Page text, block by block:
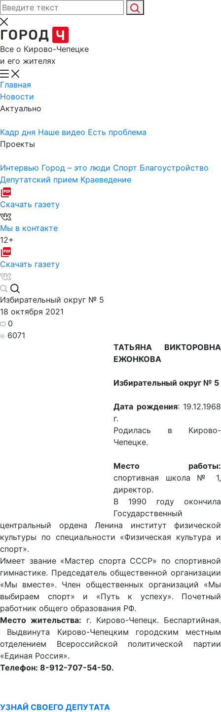
Все о Кирово-Чепецке
и его жителях
Главная
Новости
Актуально
Кадр дня Наше видео Есть проблема
Проекты
Интервью Город – это люди Спорт Благоустройство
Депутатский прием Краеведение
Скачать газету
Мы в контакте
12+
Скачать газету
Избирательный округ № 5
18 октября 2021
0
6071
ТАТЬЯНА ВИКТОРОВНА
ЕЖОНКОВА
Избирательный округ № 5
Дата рождения: 19.12.1968
г.
Родилась в Кирово-
Чепецке.
Место работы:
спортивная школа № 1,
директор.
В 1990 году окончила
Государственный
центральный ордена Ленина институт физической
культуры по специальности «Физическая культура и
спорт».
Имеет звание «Мастер спорта СССР» по спортивной
гимнастике. Председатель общественной организации
«Мы вместе». Член общественных организаций «Мы
выбираем спорт» и «Путь к успеху». Почетный
работник общего образования РФ.
Место жительства: г. Кирово-Чепецк. Беспартийная.
Выдвинута Кирово-Чепецким городским местным
отделением Всероссийской политической партии
«Единая Россия».
Телефон: 8-912-707-54-50.
УЗНАЙ СВОЕГО ДЕПУТАТА